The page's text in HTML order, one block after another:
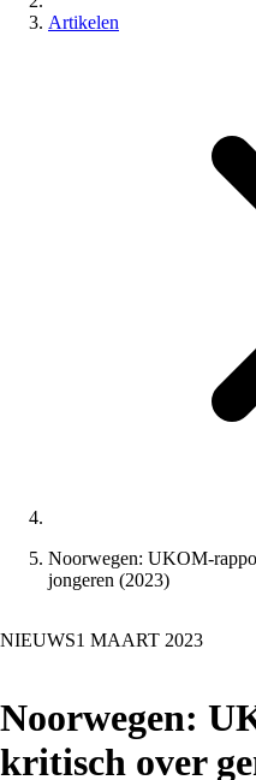
Artikelen
Noorwegen: UKOM-
jongeren (2023)
NIEUWS1 MAART 2023
Noorwegen:
kritisch over